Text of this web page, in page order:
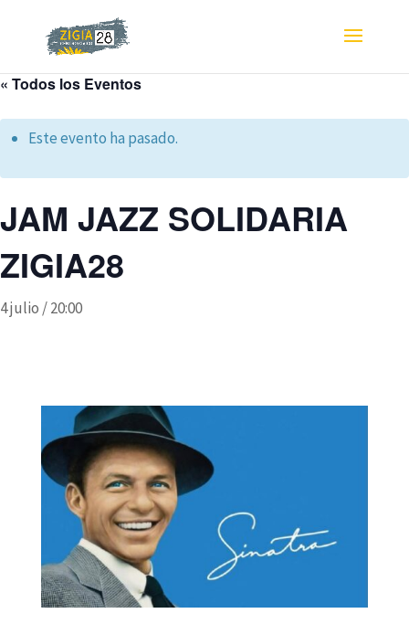
« Todos los Eventos
Este evento ha pasado.
JAM JAZZ SOLIDARIA
ZIGIA28
4 julio / 20:00